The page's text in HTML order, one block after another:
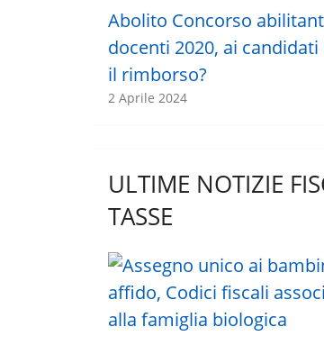
Abolito Concorso
docenti 2020, ai
il rimborso?
2 Aprile 2024
ULTIME NOTIZIE
TASSE